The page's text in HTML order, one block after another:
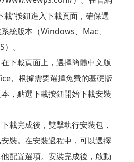
載”按鈕進入下載頁面，確保選
統版本（Windows、Mac、
。
在下載頁面上，選擇簡體中文版
。根據需要選擇免費的基礎版
，點選下載按鈕開始下載安裝
載完成後，雙擊執行安裝包，
裝。在安裝過程中，可以選擇
配置選項。安裝完成後，啟動